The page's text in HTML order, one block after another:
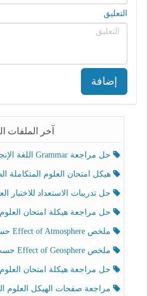
التعليق
إضافة
آخر الملفات
حل مراجعة Grammar اللغة الإنجليزية الصف الخامس الفصل الثالث
هيكل امتحان العلوم المتكاملة الصف الخامس
حل تدريبات الاستعداد للاختبار العلوم
حل مراجعة هيكلة امتحان العلوم المتكاملة
ملخص Effect of Atmosphere حسب الهيكل الوزاري العلوم المتكاملة الصف الخامس انسبير الفصل الثالث
ملخص Effect of Geosphere حسب الهيكل الوزاري العلوم المتكاملة الصف الخامس انسبير الفصل الثالث
حل مراجعة هيكلة امتحان العلوم
مراجعة صفحات الهيكل العلوم المتكاملة